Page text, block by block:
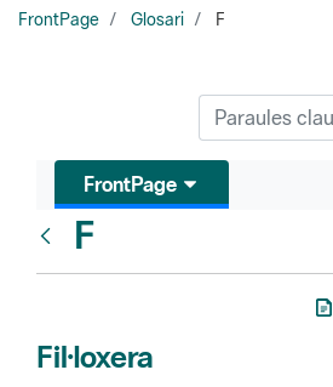
FrontPage Glosari F
FrontPage
F
Fil·loxera